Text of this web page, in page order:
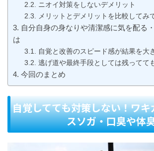
ニオイ対策をしないデメリット
メリットとデメリットを比較してみ
自分自身の身なりや清潔感に気を配る
は
自覚と改善のスピード感が結果を大
逃げ道や最終手段としては残ってて
今回のまとめ
自覚してても対策しない！ワ
スソガ・口臭や体